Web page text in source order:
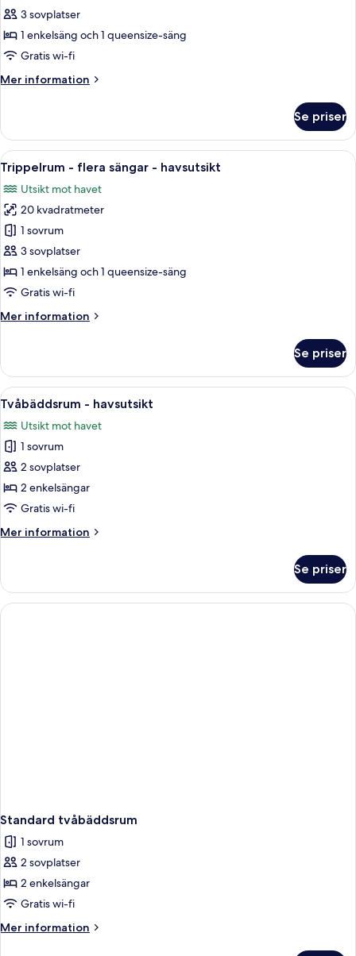
-
flera
sängar
3 sovplatser
1 enkelsäng och 1 queensize-säng
Gratis wi-fi
Mer information
Mer
-
flera
sängar
Se priser
Öppna
alla
foton
för
Trippelrum
-
flera
sängar
havsutsikt
En kuststad med byggnader, en klar
9
Trippelrum - flera sängar - havsutsikt
Utsikt mot havet
20 kvadratmeter
1 sovrum
3 sovplatser
1 enkelsäng och 1 queensize-säng
Gratis wi-fi
Mer information
Mer
-
flera
sängar
havsutsikt
Se priser
Öppna
alla
foton
för
Tvåbäddsrum
-
havsutsikt
Ett hotellrum med en säng, en tv,
1
Tvåbäddsrum - havsutsikt
Utsikt mot havet
1 sovrum
2 sovplatser
2 enkelsängar
Gratis wi-fi
Mer information
Mer
-
havsutsikt
Se priser
Standard tvåbäddsrum
1 sovrum
2 sovplatser
2 enkelsängar
Gratis wi-fi
Mer information
Mer